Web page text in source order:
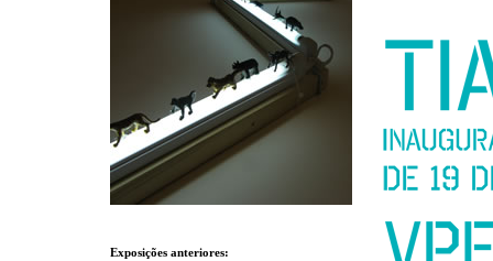
Exposições anteriores: